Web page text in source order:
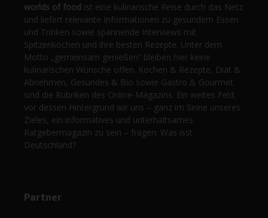
worlds of food ist eine kulinarische Reise durch das Netz
und liefert relevante Informationen zu gesundem Essen
und Trinken sowie spannende Interviews mit
Spitzenköchen und ihre besten Rezepte. Unter dem
Motto „gemeinsam genießen“ bleiben hier keine
kulinarischen Wünsche offen. Kochen & Rezepte, Diät &
Abnehmen, Gesundes & Bio sowie Gastro & Gourmet
sind die Rubriken des Online-Magazins. Ein weites Feld,
vor dessen Hintergrund wir uns – ganz im Sinne unseres
Zieles, ein informatives und unterhaltsames
Ratgebermagazin zu sein – fragen: Was isst
Deutschland?
Partner